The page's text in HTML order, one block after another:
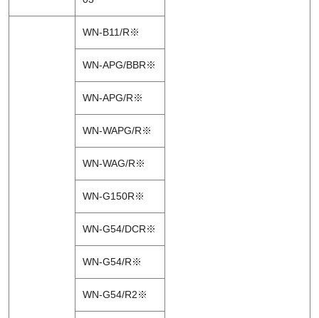
WN-B11/R※
WN-APG/BBR※
WN-APG/R※
WN-WAPG/R※
WN-WAG/R※
WN-G150R※
WN-G54/DCR※
WN-G54/R※
WN-G54/R2※